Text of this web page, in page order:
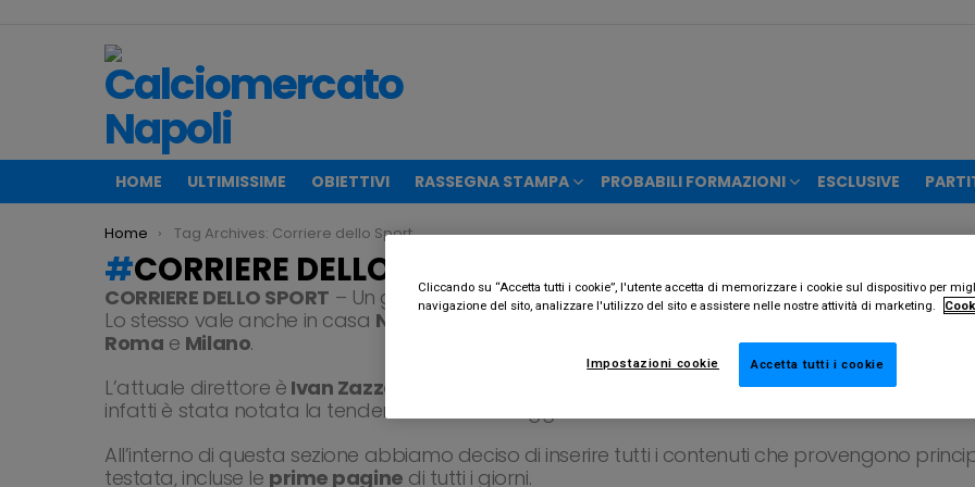
HOME ULTIMISSIME OBIETTIVI RASSEGNA STAMPA PROBABILI FORMAZIONI ESCLUSIVE
You are here:
Home Tag Archives: Corriere dello Sport
CORRIERE DELLO SPORT
CORRIERE DELLO SPORT – Un giornale che spesso e volentieri tende ad aprire grandi dibattiti
Lo stesso vale anche in casa Napoli
. Questo quotidiano infatti, oltre ai partenopei, si ramifica
Roma e Milano.
L’attuale direttore è Ivan Zazzaroni , un personaggio molto vicino alle vicende delNapoli
.
infatti è stata notata la tendenza ad una maggiore attenzione verso le vicende di casa azzurri.
All’interno di questa sezione abbiamo deciso di inserire tutti i contenuti che provengono
testata, incluse le prime pagine di tutti i giorni.
Cliccando su “Accetta tutti i cookie”, l'utente accetta di memorizzare i cookie sul dispositivo per
navigazione del sito, analizzare l'utilizzo del sito e assistere nelle nostre attività di marketing.
Accetta tutti i cookie
Impostazioni cookie